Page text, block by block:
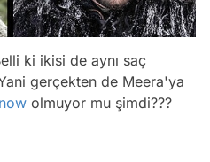
ki ikisi de aynı saç
Yani gerçekten de Meera'ya
olmuyor mu şimdi???